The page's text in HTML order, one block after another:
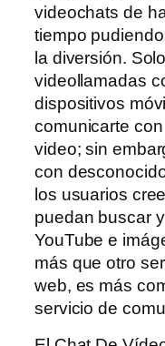
videochats de
tiempo
la diversión.
videollamadas
dispositivos
comunicarte
video; sin
con
los usuarios
puedan buscar
YouTube e
más que otro
web, es más
servicio de